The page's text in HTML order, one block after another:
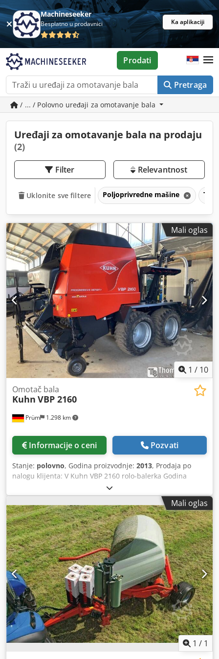
Machineseeker
Besplatno u prodavnici Ka aplikaciji
Pretraga
Prodati
/ ... / Polovno uređaji za omotavanje bala
Uređaji za omotavanje bala na prodaju
(2)
Filter Relevantnost
Uklonite sve filtere Poljoprivredne mašine
Mali oglas
1 / 10
Prüm 1.298 km
Omotač bala
Kuhn VBP 2160
Informacije o ceni Pozvati
Stanje: polovno, Godina proizvodnje: 2013, Prodaja po
nalogu klijenta: V Kuhn VBP 2160 rolo-balerka Godina
proizvodnje 2013 16.257 bala 23 noža 3D omotač Mašina je
prošle zime generalno remontovana: - novi rotor, - novo
sekačko dno, - novi beskonačni kaiševi (original Kuhn), -
pickup sa novim ležajevima, - gume u dobrom stanju, -
nema zastoja u održavanju. Balerka je u izuzetnom stanju i
potpuno spremna za rad bez ikakvih zadrški. Kombinaciju
balerke i omotača prodajemo zbog planirane kupovine
nove opreme. Prodaja samo nakon pregleda. Bez garancije
ili odgovornosti. Mesto skladištenja: null Dwedpfjylrtfex Al
Rja
Mali oglas
1 / 1